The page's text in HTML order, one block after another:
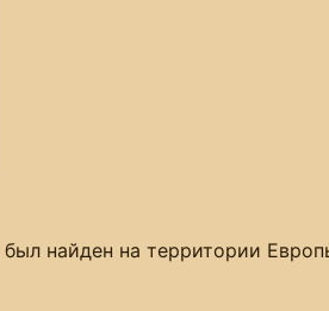
найден на территории